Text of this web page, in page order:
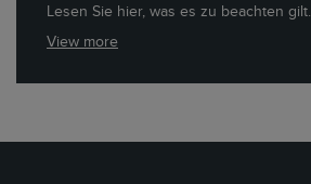
Lesen Sie hier, was es zu beachten gilt.
View more